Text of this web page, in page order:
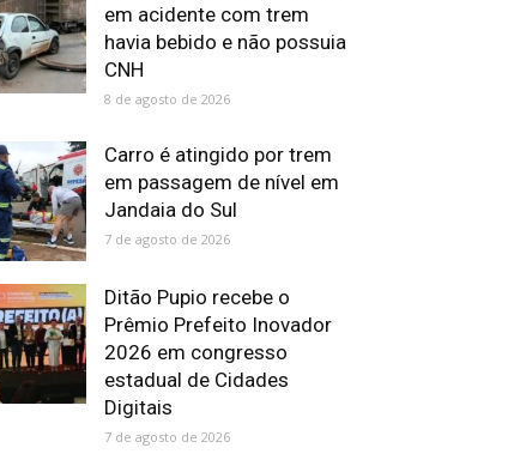
em acidente com trem
havia bebido e não possuia
CNH
8 de agosto de 2026
Carro é atingido por trem
em passagem de nível em
Jandaia do Sul
7 de agosto de 2026
Ditão Pupio recebe o
Prêmio Prefeito Inovador
2026 em congresso
estadual de Cidades
Digitais
7 de agosto de 2026